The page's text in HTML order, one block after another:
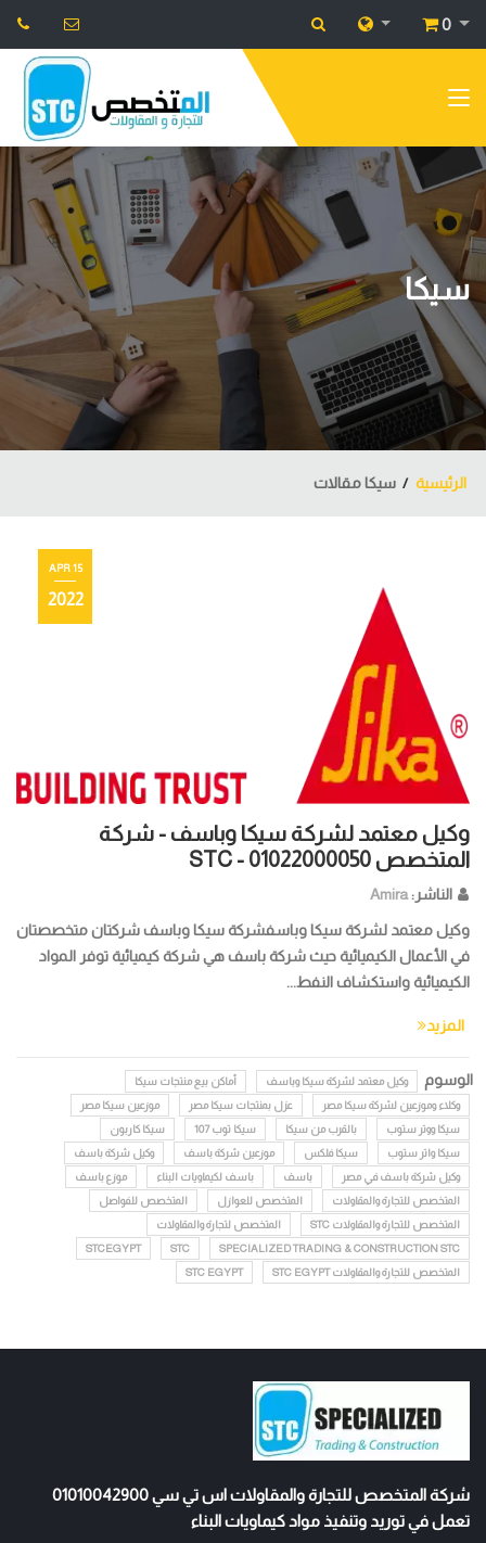
0
سيكا
الرئيسية سيكا مقالات
وكيل معتمد لشركة سيكا وباسف - شركة
المتخصص STC - 01022000050
15 APR
2022
الناشر:Amira
وكيل معتمد لشركة سيكا وباسفشركة سيكا وباسف شركتان متخصصتان
في الأعمال الكيميائية حيث شركة باسف هي شركة كيميائية توفر المواد
الكيميائية واستكشاف النفط...
المزيد
الوسوم وكيل معتمد لشركة سيكا وباسف
أماكن بيع منتجات سيكا
وكلاء وموزعين لشركة سيكا مصر
عزل بمنتجات سيكا مصر
موزعين سيكا مصر
سيكا ووتر ستوب
بالقرب من سيكا سيكا توب 107
سيكا كاربون
سيكا واتر ستوب
سيكا فلكس موزعين شركة باسف
وكيل شركة باسف
وكيل شركة باسف في مصر
باسف باسف لكيماويات البناء
موزع باسف
المتخصص للتجارة والمقاولات
المتخصص للعوازل
المتخصص للفواصل
المتخصص للتجارة والمقاولات STC
المتخصص لتجارة والمقاولات
SPECIALIZED TRADING & CONSTRUCTION STC
STC
STCEGYPT
المتخصص للتجارة والمقاولات STC EGYPT
STC EGYPT
شركة المتخصص للتجارة والمقاولات اس تي سي 01010042900
تعمل في توريد وتنفيذ مواد كيماويات البناء